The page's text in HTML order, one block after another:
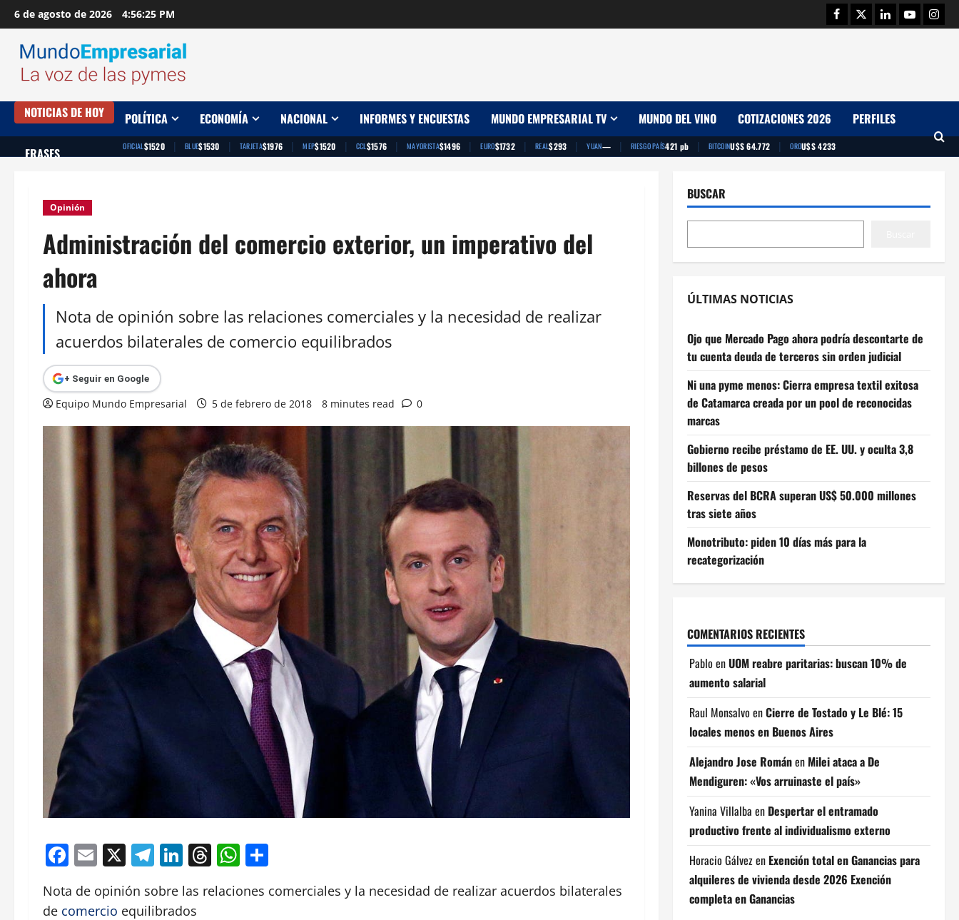
Saltar
al
contenido
6 de agosto de 2026 4:56:26 PM Facebook
TwitterLinkedinYoutube
NOTICIAS DE HOY POLÍTICA ECONOMÍA NACIONAL INFORMES Y ENCUESTAS MUNDO EMPRESARIAL TV MUNDO DEL VINO COTIZACIONES 2026 PERFILES
FRASES OFICIAL$1520 | BLUE$1530 | TARJETA$1976 | MEP$1520 | CCL$1576 | MAYORISTA$1496 | EURO$1732 | REAL$293 | YUAN— | RIESGO PAÍS421 pb | BITCOINU$S 64.772 | OROU$S 4233
Opinión
Administración del comercio exterior, un imperativo del
ahora
Nota de opinión sobre las relaciones comerciales y la necesidad de realizar
acuerdos bilaterales de comercio equilibrados
+ Seguir en Google
Equipo Mundo Empresarial 5 de febrero de 2018 8 minutes read 0
Facebook
Email
X Telegram
LinkedIn
Threads
WhatsApp
Nota de opinión sobre las relaciones comerciales y la necesidad de realizar acuerdos bilaterales
de comercio equilibrados
BUSCAR
ÚLTIMAS NOTICIAS
Ojo que Mercado Pago ahora podría descontarte de
tu cuenta deuda de terceros sin orden judicial
Ni una pyme menos: Cierra empresa textil exitosa
de Catamarca creada por un pool de reconocidas
marcas
Gobierno recibe préstamo de EE. UU. y oculta 3,8
billones de pesos
Reservas del BCRA superan US$ 50.000 millones
tras siete años
Monotributo: piden 10 días más para la
recategorización
COMENTARIOS RECIENTES
Pablo enUOM reabre paritarias: buscan 10% de
aumento salarial
Raul Monsalvo enCierre de Tostado y Le Blé: 15
locales menos en Buenos Aires
Alejandro Jose Románen Milei ataca a De
Mendiguren: «Vos arruinaste el país»
Yanina Villalba en Despertar el entramado
productivo frente al individualismo externo
Horacio Gálvezen Exención total en Ganancias para
alquileres de vivienda desde 2026 Exención
completa en Ganancias